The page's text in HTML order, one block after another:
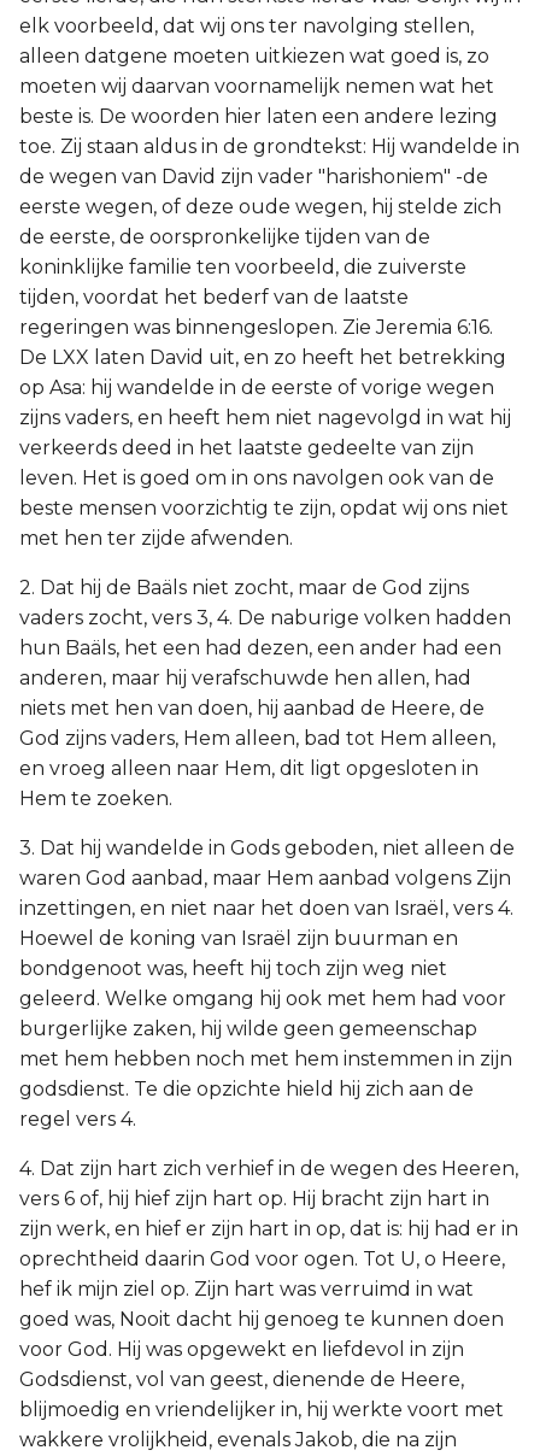
elk voorbeeld, dat wij ons ter navolging stellen,
alleen datgene moeten uitkiezen wat goed is, zo
moeten wij daarvan voornamelijk nemen wat het
beste is. De woorden hier laten een andere lezing
toe. Zij staan aldus in de grondtekst: Hij wandelde in
de wegen van David zijn vader "harishoniem" -de
eerste wegen, of deze oude wegen, hij stelde zich
de eerste, de oorspronkelijke tijden van de
koninklijke familie ten voorbeeld, die zuiverste
tijden, voordat het bederf van de laatste
regeringen was binnengeslopen. Zie Jeremia 6:16.
De LXX laten David uit, en zo heeft het betrekking
op Asa: hij wandelde in de eerste of vorige wegen
zijns vaders, en heeft hem niet nagevolgd in wat hij
verkeerds deed in het laatste gedeelte van zijn
leven. Het is goed om in ons navolgen ook van de
beste mensen voorzichtig te zijn, opdat wij ons niet
met hen ter zijde afwenden.
2. Dat hij de Baäls niet zocht, maar de God zijns
vaders zocht, vers 3, 4. De naburige volken hadden
hun Baäls, het een had dezen, een ander had een
anderen, maar hij verafschuwde hen allen, had
niets met hen van doen, hij aanbad de Heere, de
God zijns vaders, Hem alleen, bad tot Hem alleen,
en vroeg alleen naar Hem, dit ligt opgesloten in
Hem te zoeken.
3. Dat hij wandelde in Gods geboden, niet alleen de
waren God aanbad, maar Hem aanbad volgens Zijn
inzettingen, en niet naar het doen van Israël, vers 4.
Hoewel de koning van Israël zijn buurman en
bondgenoot was, heeft hij toch zijn weg niet
geleerd. Welke omgang hij ook met hem had voor
burgerlijke zaken, hij wilde geen gemeenschap
met hem hebben noch met hem instemmen in zijn
godsdienst. Te die opzichte hield hij zich aan de
regel vers 4.
4. Dat zijn hart zich verhief in de wegen des Heeren,
vers 6 of, hij hief zijn hart op. Hij bracht zijn hart in
zijn werk, en hief er zijn hart in op, dat is: hij had er in
oprechtheid daarin God voor ogen. Tot U, o Heere,
hef ik mijn ziel op. Zijn hart was verruimd in wat
goed was, Nooit dacht hij genoeg te kunnen doen
voor God. Hij was opgewekt en liefdevol in zijn
Godsdienst, vol van geest, dienende de Heere,
blijmoedig en vriendelijker in, hij werkte voort met
wakkere vrolijkheid, evenals Jakob, die na zijn